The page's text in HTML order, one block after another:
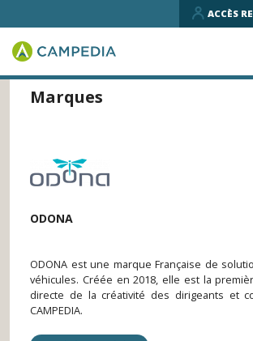
ACCÈS
Marques
ODONA
ODONA est une marque Française de
véhicules. Créée en 2018, elle est la
directe de la créativité des dirigeants et
CAMPEDIA.